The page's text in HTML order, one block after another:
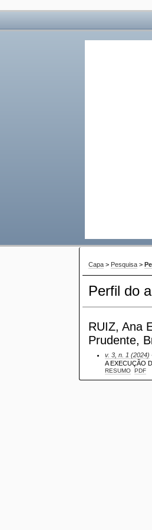
Capa > Pesquisa >
Perfil do
RUIZ, Ana
Prudente,
v. 3, n. 1 (2024)
A EXECUÇÃO
RESUMO PDF